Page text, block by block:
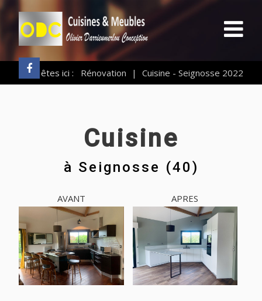
Vous êtes ici : Rénovation | Cuisine - Seignosse 2022
Cuisine
à Seignosse (40)
AVANT APRES